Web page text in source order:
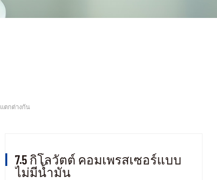
ตกต่างกัน
7.5 กิโลวัตต์ คอมเพรสเซอร์แบบ
ไม่มีน้ำมัน